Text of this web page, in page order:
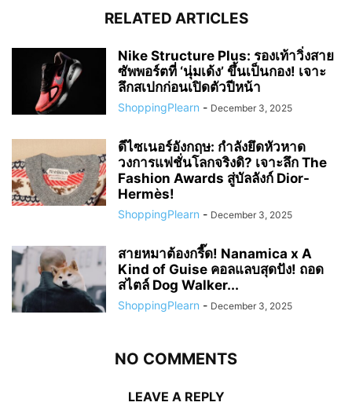
RELATED ARTICLES
Nike Structure Plus: รองเท้าวิ่งสาย
ซัพพอร์ตที่ ‘นุ่มเด้ง’ ขึ้นเป็นกอง! เจาะ
ลึกสเปกก่อนเปิดตัวปีหน้า
ShoppingPlearn - December 3, 2025
ดีไซเนอร์อังกฤษ: กำลังยึดหัวหาด
วงการแฟชั่นโลกจริงดิ? เจาะลึก The
Fashion Awards สู่บัลลังก์ Dior-
Hermès!
ShoppingPlearn - December 3, 2025
สายหมาต้องกรี๊ด! Nanamica x A
Kind of Guise คอลแลบสุดปัง! ถอด
สไตล์ Dog Walker...
ShoppingPlearn - December 3, 2025
NO COMMENTS
LEAVE A REPLY